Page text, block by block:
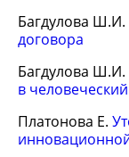
Багдулова Ш.И.
договора
Багдулова Ш.И.
в
Платонова Е.